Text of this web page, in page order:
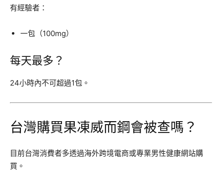
有經驗者：
一包（100mg）
每天最多？
24小時內不可超過1包。
台灣購買果凍威而鋼會被查嗎？
目前台灣消費者多透過海外跨境電商或專業男性健康網站購
買。